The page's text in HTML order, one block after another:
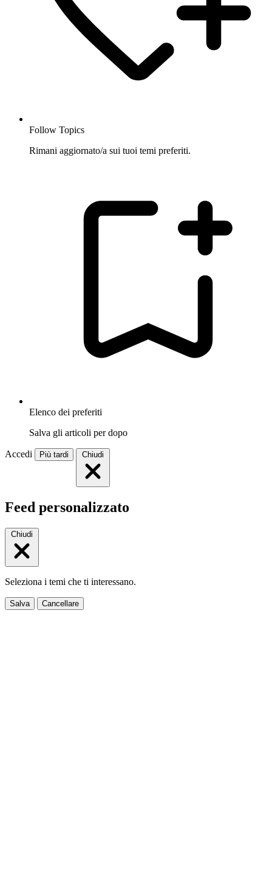
Follow Topics
Rimani aggiornato/a sui tuoi temi preferiti.
Elenco dei preferiti
Salva gli articoli per dopo
Accedi Più tardi Chiudi
Feed personalizzato
Chiudi
Seleziona i temi che ti interessano.
Salva Cancellare